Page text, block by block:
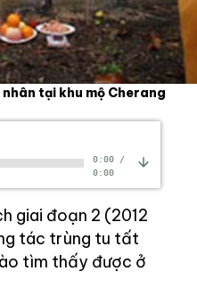
tại khu mộ Cherang
0:00/
0:00
giai đoạn 2 (2012
tác trùng tu tất
tìm thấy được ở